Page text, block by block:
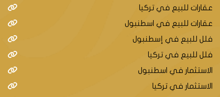
عقارات للبيع في تركيا
عقارات للبيع في اسطنبول
فلل للبيع في إسطنبول
فلل للبيع في تركيا
الاستثمار في اسطنبول
الاستثمار في تركيا